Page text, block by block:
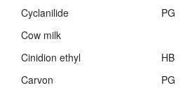
Cyclanilide
PG
Cow milk
Cinidion ethyl
HB
Carvon
PG